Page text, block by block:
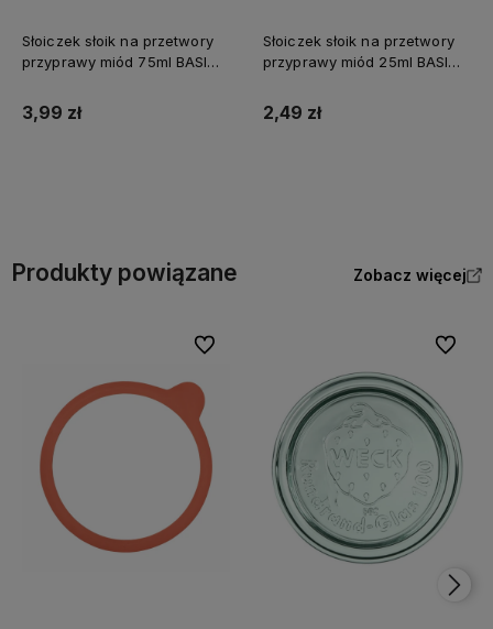
Słoiczek słoik na przetwory
przyprawy miód 25ml BASIC
2,49 zł
Słoik Mold 290 ml - op. 6 szt I
38,00 zł
Produkty powiązane Zobacz więcej
Do ulubionych Do